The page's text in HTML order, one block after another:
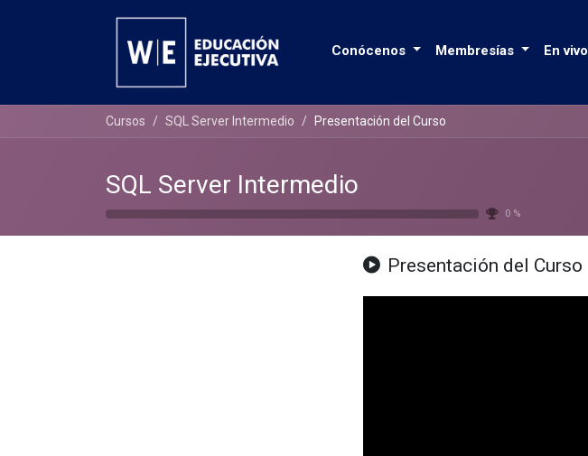
Conócenos Membresías En vivo
Cursos SQL Server Intermedio Presentación del Curso
SQL Server Intermedio
0 %
Presentación del Curso